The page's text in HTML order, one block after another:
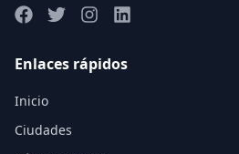
Enlaces rápidos
Inicio
Ciudades